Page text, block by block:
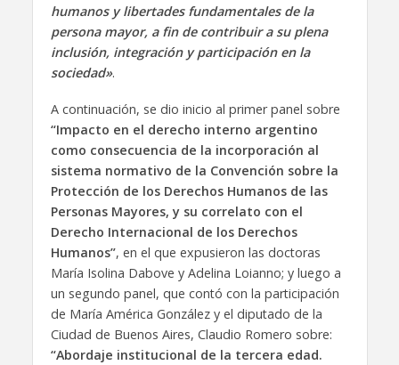
humanos y libertades fundamentales de la
persona mayor, a fin de contribuir a su plena
inclusión, integración y participación en la
sociedad».
A continuación, se dio inicio al primer panel sobre
“Impacto en el derecho interno argentino
como consecuencia de la incorporación al
sistema normativo de la Convención sobre la
Protección de los Derechos Humanos de las
Personas Mayores, y su correlato con el
Derecho Internacional de los Derechos
Humanos”, en el que expusieron las doctoras
María Isolina Dabove y Adelina Loianno; y luego a
un segundo panel, que contó con la participación
de María América González y el diputado de la
Ciudad de Buenos Aires, Claudio Romero sobre:
“Abordaje institucional de la tercera edad.